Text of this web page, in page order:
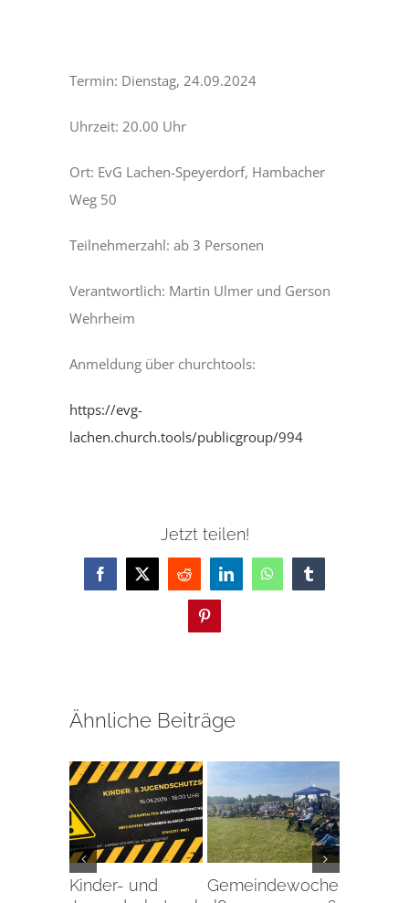
Termin: Dienstag, 24.09.2024
Uhrzeit: 20.00 Uhr
Ort: EvG Lachen-Speyerdorf, Hambacher
Weg 50
Teilnehmerzahl: ab 3 Personen
Verantwortlich: Martin Ulmer und Gerson
Wehrheim
Anmeldung über churchtools:
https://evg-
lachen.church.tools/publicgroup/994
Jetzt teilen!
Facebook
X Reddit LinkedInWhatsAppTumblr
Pinterest
Ähnliche Beiträge
Kinder- und
Gemeindewochenende